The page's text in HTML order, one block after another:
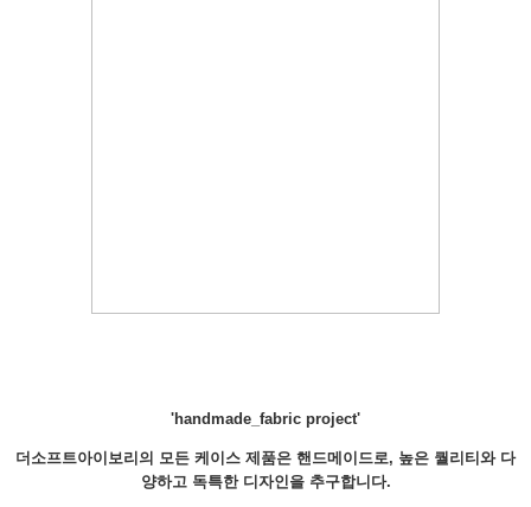
'handmade_fabric project'
더소프트아이보리의 모든 케이스 제품은 핸드메이드로, 높은 퀄리티와 다
양하고 독특한 디자인을 추구합니다.